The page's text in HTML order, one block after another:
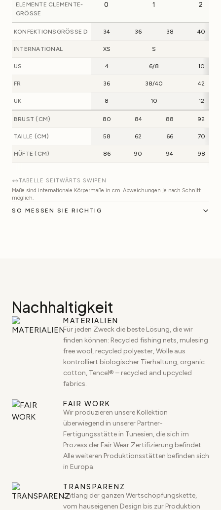
ELEMENTE CLEMENTE-
GRÖSSE
0 1 2
KONFEKTIONSGRÖSSE D 34 36 38 40
INTERNATIONAL XS S
US 4 6/8 10
FR 36 38/40 42
UK 8 10 12
BRUST (CM) 80 84 88 92
TAILLE (CM) 58 62 66 70
HÜFTE (CM) 86 90 94 98
TABELLE SEITWÄRTS SWIPEN
Maße sind internationale Körpermaße in cm. Abweichungen je nach Schnitt
möglich.
SO MESSEN SIE RICHTIG
Nachhaltigkeit
MATERIALIEN
Für jeden Zweck die beste Lösung, die wir
finden können: Recycled fishing nets, mulesing
free wool, recycled polyester, Wolle aus
kontrolliert biologischer Tierhaltung, organic
cotton, Tencel® – recycled and upcycled
fabrics.
FAIR WORK
Wir produzieren unsere Kollektion
überwiegend in unserer Partner-
Fertigungsstätte in Tunesien, die sich im
Prozess der Fair Wear Zertifizierung befindet.
Alle weiteren Produktionsstätten befinden sich
in Europa.
TRANSPARENZ
Entlang der ganzen Wertschöpfungskette,
vom hauseigenen Design bis zur Produktion